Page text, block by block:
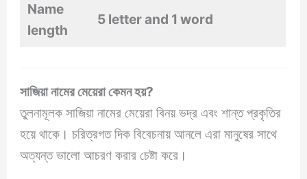
Name
length
5 letter and 1 word
সাজিয়া নামের মেয়েরা কেমন হয়?
তুলনামূলক সাজিয়া নামের মেয়েরা বিনয় ভদ্র এবং শান্ত প্রকৃতির
হয়ে থাকে। চরিত্রগত দিক বিবেচনায় আনলে এরা মানুষের সাথে
অত্যন্ত ভালো আচরণ করার চেষ্টা করে।